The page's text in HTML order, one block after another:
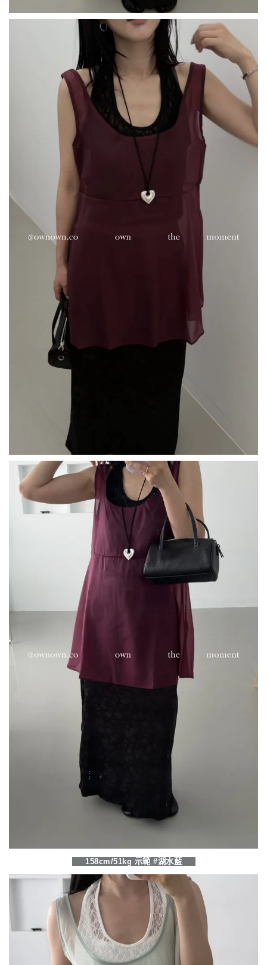
158cm/51kg 示範 #湖水藍